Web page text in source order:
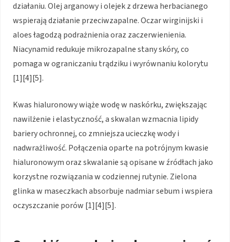
działaniu. Olej arganowy i olejek z drzewa herbacianego
wspierają działanie przeciwzapalne. Oczar wirginijski i
aloes łagodzą podrażnienia oraz zaczerwienienia.
Niacynamid redukuje mikrozapalne stany skóry, co
pomaga w ograniczaniu trądziku i wyrównaniu kolorytu
[1][4][5].
Kwas hialuronowy wiąże wodę w naskórku, zwiększając
nawilżenie i elastyczność, a skwalan wzmacnia lipidy
bariery ochronnej, co zmniejsza ucieczkę wody i
nadwrażliwość. Połączenia oparte na potrójnym kwasie
hialuronowym oraz skwalanie są opisane w źródłach jako
korzystne rozwiązania w codziennej rutynie. Zielona
glinka w maseczkach absorbuje nadmiar sebum i wspiera
oczyszczanie porów [1][4][5].